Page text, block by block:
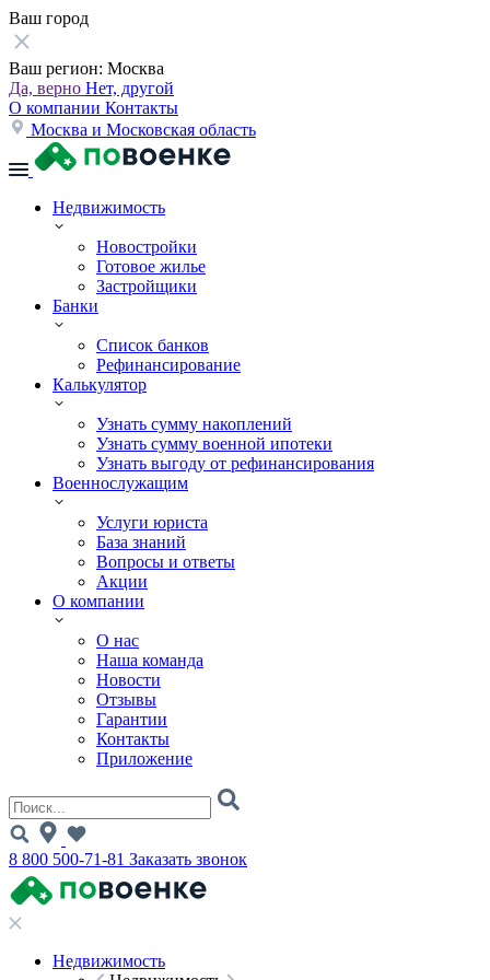
Ваш город
Ваш регион: Москва
Да, верно Нет, другой
О компании Контакты
Москва и Московская область
Недвижимость
Новостройки
Готовое жилье
Застройщики
Банки
Список банков
Рефинансирование
Калькулятор
Узнать сумму накоплений
Узнать сумму военной ипотеки
Узнать выгоду от рефинансирования
Военнослужащим
Услуги юриста
База знаний
Вопросы и ответы
Акции
О компании
О нас
Наша команда
Новости
Отзывы
Гарантии
Контакты
Приложение
8 800 500-71-81 Заказать звонок
Недвижимость